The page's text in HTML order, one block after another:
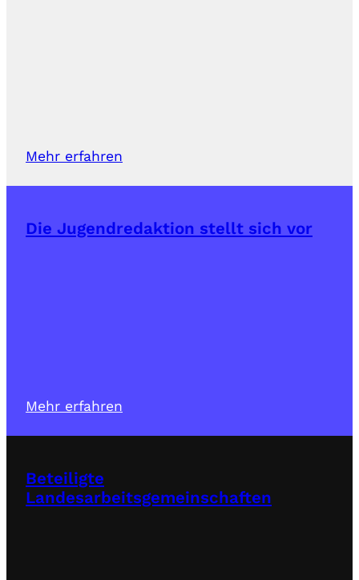
Mehr erfahren
Die Jugendredaktion stellt sich vor
Mehr erfahren
Beteiligte
Landesarbeitsgemeinschaften